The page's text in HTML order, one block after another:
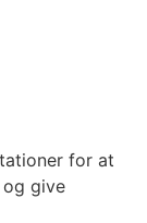
for at
og give